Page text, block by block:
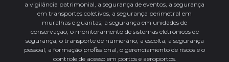
a vigilância patrimonial, a segurança de eventos, a segurança
em transportes coletivos, a segurança perimetral em
muralhas e guaritas, a segurança em unidades de
conservação, o monitoramento de sistemas eletrônicos de
segurança, o transporte de numerário, a escolta, a segurança
pessoal, a formação profissional, o gerenciamento de riscos e o
controle de acesso em portos e aeroportos.